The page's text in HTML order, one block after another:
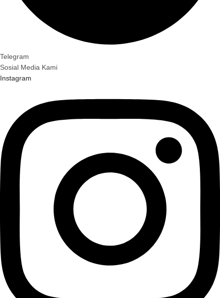
Telegram
Sosial Media Kami
Instagram